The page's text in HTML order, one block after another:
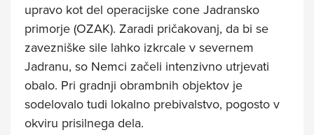
upravo kot del operacijske cone Jadransko
primorje (OZAK). Zaradi pričakovanj, da bi se
zavezniške sile lahko izkrcale v severnem
Jadranu, so Nemci začeli intenzivno utrjevati
obalo. Pri gradnji obrambnih objektov je
sodelovalo tudi lokalno prebivalstvo, pogosto v
okviru prisilnega dela.